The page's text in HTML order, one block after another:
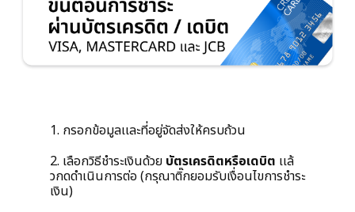
1. กรอกข้อมูลเเละที่อยู่จัดส่งให้ครบถ้วน
2. เลือกวิธีชำระเงินด้วย บัตรเครดิตหรือเดบิต เเล้
วกดดำเนินการต่อ (กรุณาติ๊กยอมรับเงื่อนไขการชำระ
เงิน)